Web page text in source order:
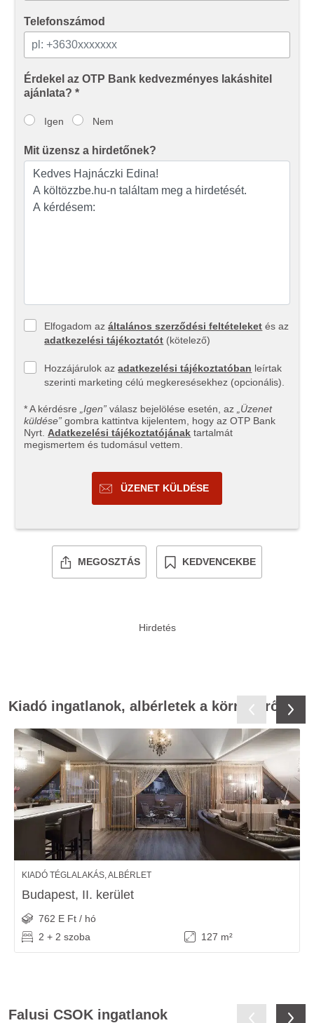
Telefonszámod
Érdekel az OTP Bank kedvezményes lakáshitel
ajánlata? *
Igen Nem
Mit üzensz a hirdetőnek?
Elfogadom azáltalános szerződési feltételeket és az
adatkezelési tájékoztatót (kötelező)
Hozzájárulok azadatkezelési tájékoztatóban leírtak
szerinti marketing célú megkeresésekhez (opcionális).
* A kérdésre „Igen” válasz bejelölése esetén, az
„Üzenet
küldése” gombra kattintva kijelentem, hogy az OTP Bank
Nyrt. Adatkezelési tájékoztatójának tartalmát
megismertem és tudomásul vettem.
ÜZENET KÜLDÉSE
MEGOSZTÁS KEDVENCEKBE
Kiadó ingatlanok, albérletek a környékről
KIADÓ TÉGLALAKÁS, ALBÉRLET
Budapest, II. kerület
762 E Ft / hó
2 + 2 szoba
127 m²
Falusi CSOK ingatlanok